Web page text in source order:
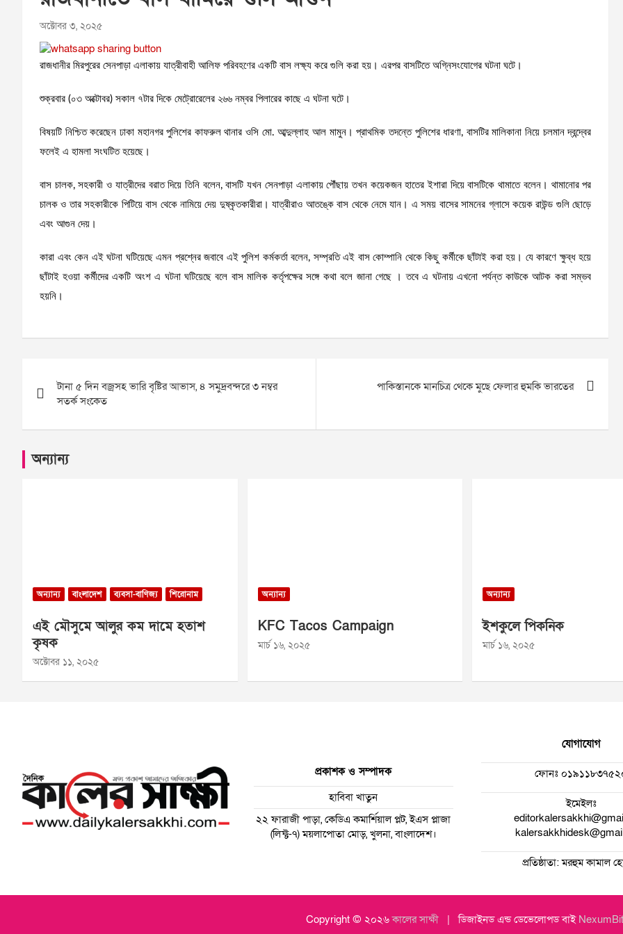
অক্টোবর ৩, ২০২৫
রাজধানীর মিরপুরের সেনপাড়া এলাকায় যাত্রীবাহী আলিফ পরিবহণের একটি বাস লক্ষ্য করে গুলি করা হয়। এরপর বাসটিতে অগ্নিসংযোগের ঘটনা ঘটে।
শুক্রবার (০৩ অক্টোবর) সকাল ৭টার দিকে মেট্রোরেলের ২৬৬ নম্বর পিলারের কাছে এ ঘটনা ঘটে।
বিষয়টি নিশ্চিত করেছেন ঢাকা মহানগর পুলিশের কাফরুল থানার ওসি মো. আব্দুল্লাহ আল মামুন। প্রাথমিক তদন্তে পুলিশের ধারণা, বাসটির মালিকানা নিয়ে চলমান দ্বন্দ্বের
ফলেই এ হামলা সংঘটিত হয়েছে।
বাস চালক, সহকারী ও যাত্রীদের বরাত দিয়ে তিনি বলেন, বাসটি যখন সেনপাড়া এলাকায় পৌঁছায় তখন কয়েকজন হাতের ইশারা দিয়ে বাসটিকে থামাতে বলেন। থামানোর পর
চালক ও তার সহকারীকে পিটিয়ে বাস থেকে নামিয়ে দেয় দুষ্কৃতকারীরা। যাত্রীরাও আতঙ্কে বাস থেকে নেমে যান। এ সময় বাসের সামনের গ্লাসে কয়েক রাউন্ড গুলি ছোড়ে
এবং আগুন দেয়।
কারা এবং কেন এই ঘটনা ঘটিয়েছে এমন প্রশ্নের জবাবে এই পুলিশ কর্মকর্তা বলেন, সম্প্রতি এই বাস কোম্পানি থেকে কিছু কর্মীকে ছাঁটাই করা হয়। যে কারণে ক্ষুব্ধ হয়ে
ছাঁটাই হওয়া কর্মীদের একটি অংশ এ ঘটনা ঘটিয়েছে বলে বাস মালিক কর্তৃপক্ষের সঙ্গে কথা বলে জানা গেছে । তবে এ ঘটনায় এখনো পর্যন্ত কাউকে আটক করা সম্ভব
হয়নি।
navigation
টানা ৫ দিন বজ্রসহ ভারি বৃষ্টির আভাস, ৪ সমুদ্রবন্দরে ৩ নম্বর
সতর্ক সংকেত
পাকিস্তানকে মানচিত্র থেকে মুছে ফেলার হুমকি ভারতের
অন্যান্য
অন্যান্য বাংলাদেশ ব্যবসা-বাণিজ্য শিরোনাম
এই মৌসুমে আলুর কম দামে হতাশ
কৃষক
অক্টোবর ১১, ২০২৫
অন্যান্য
KFC Tacos Campaign
মার্চ ১৬, ২০২৫
অন্যান্য
ইশকুলে পিকনিক
মার্চ ১৬, ২০২৫
প্রকাশক ও সম্পাদক
হাবিবা খাতুন
২২ ফারাজী পাড়া, কেডিএ কমার্শিয়াল প্লট, ইএস প্লাজা
(লিফ্ট-৭) ময়লাপোতা মোড়, খুলনা, বাংলাদেশ।
যোগাযোগ
ফোনঃ
ইমেইলঃ
প্রতিষ্ঠাতা: মরহুম কামাল
Copyright © ২০২৬কালের সাক্ষী ডিজাইনড এন্ড ডেভেলোপড বাই NexumBit